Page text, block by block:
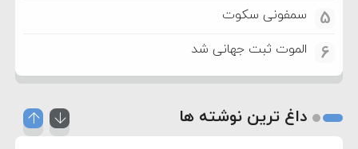
5 سمفونی سکوت
6 الموت ثبت جهانی شد
داغ ترین نوشته ها